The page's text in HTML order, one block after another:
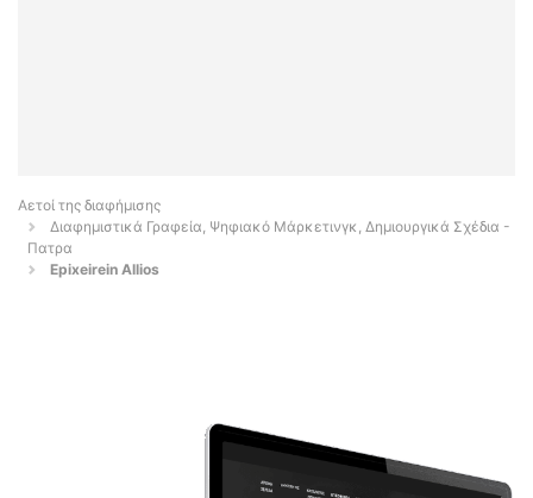
Αετοί της διαφήμισης
Διαφημιστικά Γραφεία, Ψηφιακό Μάρκετινγκ, Δημιουργικά Σχέδια -
Πατρα
Epixeirein Allios